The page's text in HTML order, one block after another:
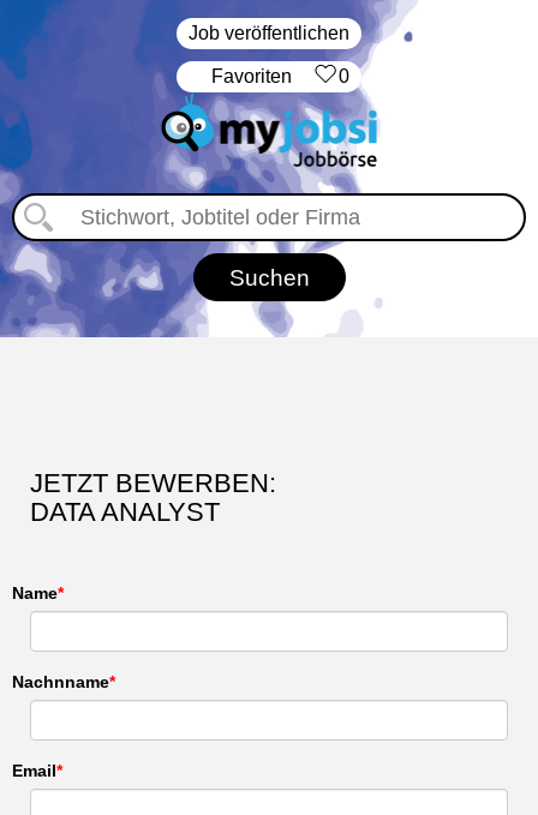
Job veröffentlichen
‏Favoriten 0
JETZT BEWERBEN:
DATA ANALYST
Name
Nachnname
Email